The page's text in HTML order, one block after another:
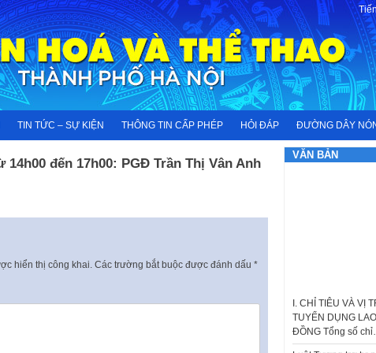
TIN TỨC – SỰ KIỆN THÔNG TIN CẤP PHÉP HỎI ĐÁP ĐƯỜNG DÂY
đến 17h00: PGĐ Trần Thị Vân Anh
hiển thị công khai. Các trường bắt buộc được đánh dấu *
VĂN BẢN
TUYỂN DỤNG
ĐỒNG Tổng số
Luật Tương trợ tư